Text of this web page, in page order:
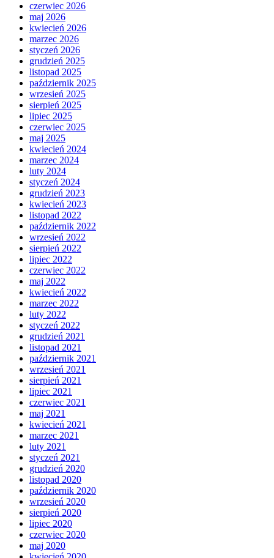
czerwiec 2026
maj 2026
kwiecień 2026
marzec 2026
styczeń 2026
grudzień 2025
listopad 2025
październik 2025
wrzesień 2025
sierpień 2025
lipiec 2025
czerwiec 2025
maj 2025
kwiecień 2024
marzec 2024
luty 2024
styczeń 2024
grudzień 2023
kwiecień 2023
listopad 2022
październik 2022
wrzesień 2022
sierpień 2022
lipiec 2022
czerwiec 2022
maj 2022
kwiecień 2022
marzec 2022
luty 2022
styczeń 2022
grudzień 2021
listopad 2021
październik 2021
wrzesień 2021
sierpień 2021
lipiec 2021
czerwiec 2021
maj 2021
kwiecień 2021
marzec 2021
luty 2021
styczeń 2021
grudzień 2020
listopad 2020
październik 2020
wrzesień 2020
sierpień 2020
lipiec 2020
czerwiec 2020
maj 2020